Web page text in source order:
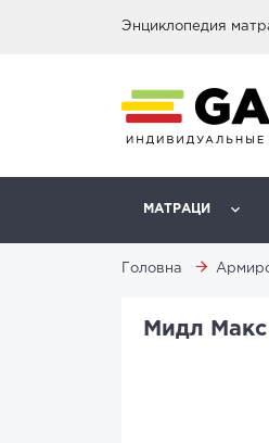
Энциклопедия
МАТРАЦИ
Головна
Мидл